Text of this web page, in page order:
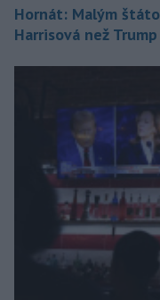
Hornát: Malým
Harrisová než Trump